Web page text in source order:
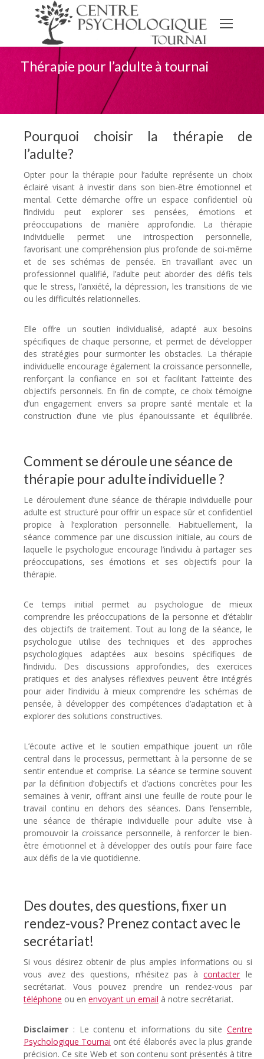
Thérapie pour l’adulte à tournai
Pourquoi choisir la thérapie de
l’adulte?
Opter pour la thérapie pour l’adulte représente un choix
éclairé visant à investir dans son bien-être émotionnel et
mental. Cette démarche offre un espace confidentiel où
l’individu peut explorer ses pensées, émotions et
préoccupations de manière approfondie. La thérapie
individuelle permet une introspection personnelle,
favorisant une compréhension plus profonde de soi-même
et de ses schémas de pensée. En travaillant avec un
professionnel qualifié, l’adulte peut aborder des défis tels
que le stress, l’anxiété, la dépression, les transitions de vie
ou les difficultés relationnelles.
Elle offre un soutien individualisé, adapté aux besoins
spécifiques de chaque personne, et permet de développer
des stratégies pour surmonter les obstacles. La thérapie
individuelle encourage également la croissance personnelle,
renforçant la confiance en soi et facilitant l’atteinte des
objectifs personnels. En fin de compte, ce choix témoigne
d’un engagement envers sa propre santé mentale et la
construction d’une vie plus épanouissante et équilibrée.
Comment se déroule une séance de
thérapie pour adulte individuelle ?
Le déroulement d’une séance de thérapie individuelle pour
adulte est structuré pour offrir un espace sûr et confidentiel
propice à l’exploration personnelle. Habituellement, la
séance commence par une discussion initiale, au cours de
laquelle le psychologue encourage l’individu à partager ses
préoccupations, ses émotions et ses objectifs pour la
thérapie.
Ce temps initial permet au psychologue de mieux
comprendre les préoccupations de la personne et d’établir
des objectifs de traitement. Tout au long de la séance, le
psychologue utilise des techniques et des approches
psychologiques adaptées aux besoins spécifiques de
l’individu. Des discussions approfondies, des exercices
pratiques et des analyses réflexives peuvent être intégrés
pour aider l’individu à mieux comprendre les schémas de
pensée, à développer des compétences d’adaptation et à
explorer des solutions constructives.
L’écoute active et le soutien empathique jouent un rôle
central dans le processus, permettant à la personne de se
sentir entendue et comprise. La séance se termine souvent
par la définition d’objectifs et d’actions concrètes pour les
semaines à venir, offrant ainsi une feuille de route pour le
travail continu en dehors des séances. Dans l’ensemble,
une séance de thérapie individuelle pour adulte vise à
promouvoir la croissance personnelle, à renforcer le bien-
être émotionnel et à développer des outils pour faire face
aux défis de la vie quotidienne.
Des doutes, des questions, fixer un
rendez-vous? Prenez contact avec le
secrétariat!
Si vous désirez obtenir de plus amples informations ou si
vous avez des questions, n’hésitez pas à contacter le
secrétariat. Vous pouvez prendre un rendez-vous par
téléphone ou en envoyant un email à notre secrétariat.
Disclaimer : Le contenu et informations du site Centre
Psychologique Tournai ont été élaborés avec la plus grande
précision. Ce site Web et son contenu sont présentés à titre